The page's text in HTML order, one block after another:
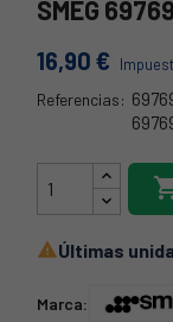
SMEG
16,90 €
Referencias:
Últimas
Marca: